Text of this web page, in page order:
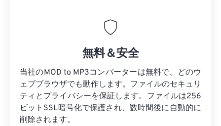
無料＆安全
当社のMOD to MP3コンバーターは無料で、どのウ
ェブブラウザでも動作します。ファイルのセキュリ
ティとプライバシーを保証します。ファイルは256
ビットSSL暗号化で保護され、数時間後に自動的に
削除されます。